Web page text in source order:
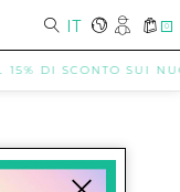
IT 0
DI SCONTO SUI